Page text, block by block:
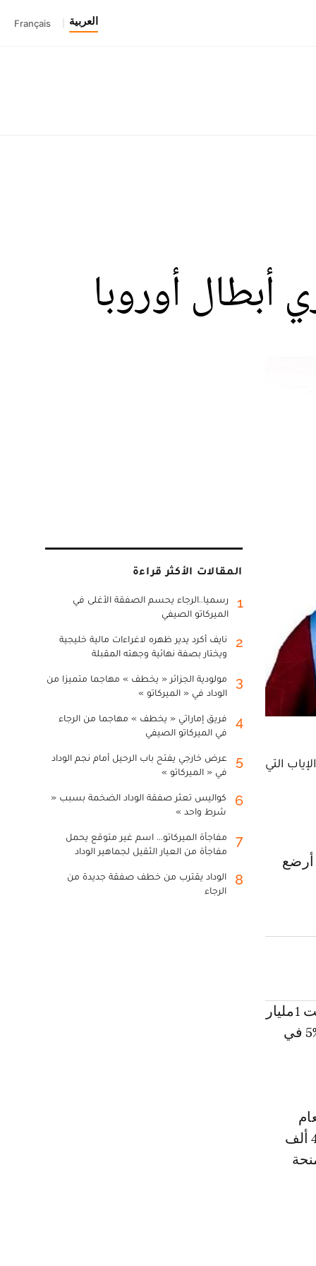
العربية Français
التي
وانضم الحثيمي إلى بطل الدوري التركي الأسبوع الماضي في صفقة قاربت 1مليار
و200 مليون سنتيم، مع استفادة فريقه الأصلي الفتح الرباطي ، من نسبة %5 في
الأول بلغت 300 الف أورو، فيما تبلغ خلال العام الثاني 325 ألف يورو، و400 ألف
المقالات الأكثر قراءة
1
رسميا..الرجاء يحسم الصفقة الأغلى في
الميركاتو الصيفي
2
نايف أكرد يدير ظهره لاغراءات مالية خليجية
ويختار بصفة نهائية وجهته المقبلة
3
مولودية الجزائر « يخطف » مهاجما متميزا من
الوداد في « الميركاتو »
4
فريق إماراتي « يخطف » مهاجما من الرجاء
في الميركاتو الصيفي
5
عرض خارجي يفتح باب الرحيل أمام نجم الوداد
في « الميركاتو »
6
كواليس تعثر صفقة الوداد الضخمة بسبب «
شرط واحد »
7
مفاجأة الميركاتو... اسم غير متوقع يحمل
مفاجأة من العيار الثقيل لجماهير الوداد
8
الوداد يقترب من خطف صفقة جديدة من
الرجاء